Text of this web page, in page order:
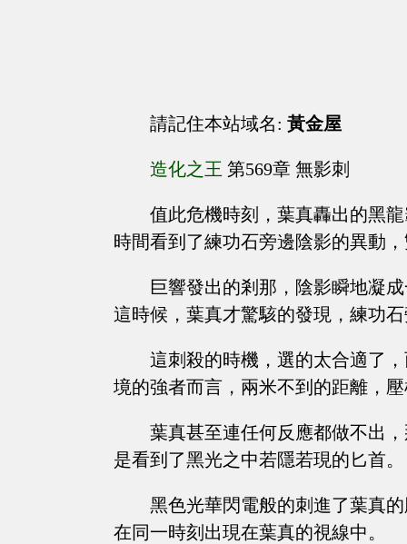
請記住本站域名: 黃金屋
造化之王 第569章 無影刺
值此危機時刻，葉真轟出的黑
時間看到了練功石旁邊陰影的異動
巨響發出的剎那，陰影瞬地凝
這時候，葉真才驚駭的發現，練功
這刺殺的時機，選的太合適了
境的強者而言，兩米不到的距離，
葉真甚至連任何反應都做不出
是看到了黑光之中若隱若現的匕首。
黑色光華閃電般的刺進了葉真
在同一時刻出現在葉真的視線中。